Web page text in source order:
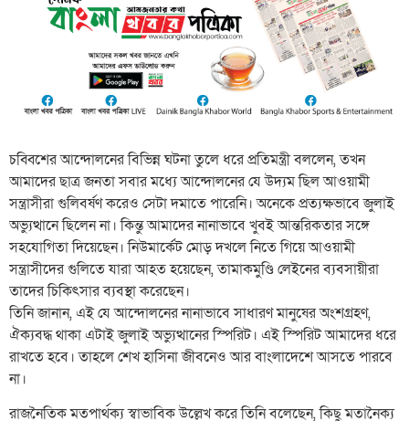
চব্বিশের আন্দোলনের বিভিন্ন ঘটনা তুলে ধরে প্রতিমন্ত্রী বললেন, তখন
আমাদের ছাত্র জনতা সবার মধ্যে আন্দোলনের যে উদ্যম ছিল আওয়ামী
সন্ত্রাসীরা গুলিবর্ষণ করেও সেটা দমাতে পারেনি। অনেকে প্রত্যক্ষভাবে জুলাই
অভ্যুত্থানে ছিলেন না। কিন্তু আমাদের নানাভাবে খুবই আন্তরিকতার সঙ্গে
সহযোগিতা দিয়েছেন। নিউমার্কেট মোড় দখলে নিতে গিয়ে আওয়ামী
সন্ত্রাসীদের গুলিতে যারা আহত হয়েছেন, তামাকমুণ্ডি লেইনের ব্যবসায়ীরা
তাদের চিকিৎসার ব্যবস্থা করেছেন।
তিনি জানান, এই যে আন্দোলনের নানাভাবে সাধারণ মানুষের অংশগ্রহণ,
ঐক্যবদ্ধ থাকা এটাই জুলাই অভ্যুত্থানের স্পিরিট। এই স্পিরিট আমাদের ধরে
রাখতে হবে। তাহলে শেখ হাসিনা জীবনেও আর বাংলাদেশে আসতে পারবে
না।
রাজনৈতিক মতপার্থক্য স্বাভাবিক উল্লেখ করে তিনি বলেছেন, কিছু মতানৈক্য